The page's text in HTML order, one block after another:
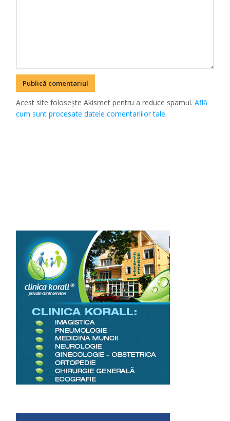
Acest site folosește Akismet pentru a reduce spamul.Află
cum sunt procesate datele comentariilor tale.